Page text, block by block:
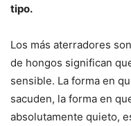
tipo.
Los más aterradores
de hongos significan
sensible. La forma en
sacuden, la forma en
absolutamente quieto,